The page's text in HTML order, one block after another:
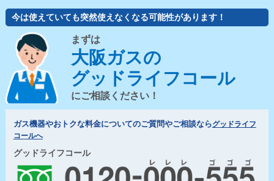
今は使えていても突然使えなくなる可能性があります！
まずは
大阪ガスの
グッドライフコール
にご相談ください！
ガス機器やおトクな料金についてのご質問やご相談ならグッドライフ
コールへ
グッドライフコール